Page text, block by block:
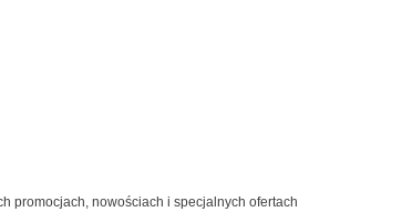
promocjach, nowościach i specjalnych ofertach